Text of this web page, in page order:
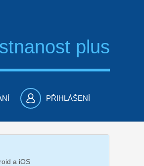
plus
PŘIHLÁŠENÍ
a iOS